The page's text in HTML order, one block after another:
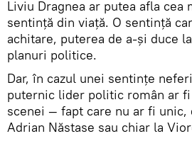
Liviu Dragnea ar putea afla cea
sentință din viață. O sentință
achitare, puterea de a-și duce
planuri politice.
Dar, în cazul unei sentințe
puternic lider politic român ar
scenei — fapt care nu ar fi unic,
Adrian Năstase sau chiar la